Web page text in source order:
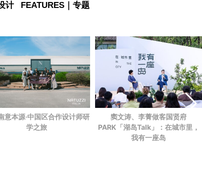
计 FEATURES｜专题
意本源·中国区合作设计师研
学之旅
窦文涛、李菁做客国贤府
PARK 「湖岛Talk」：在城市里，
我有一座岛